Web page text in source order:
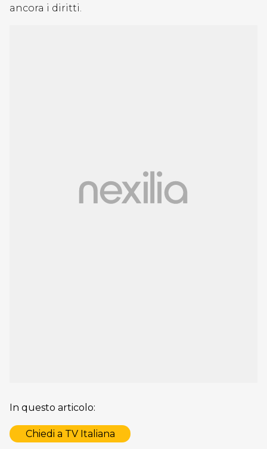
ancora i diritti.
In questo articolo:
Chiedi a TV Italiana